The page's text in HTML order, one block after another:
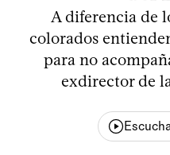
A diferencia de
colorados
para no
exdirector de